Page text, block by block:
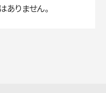
りません。